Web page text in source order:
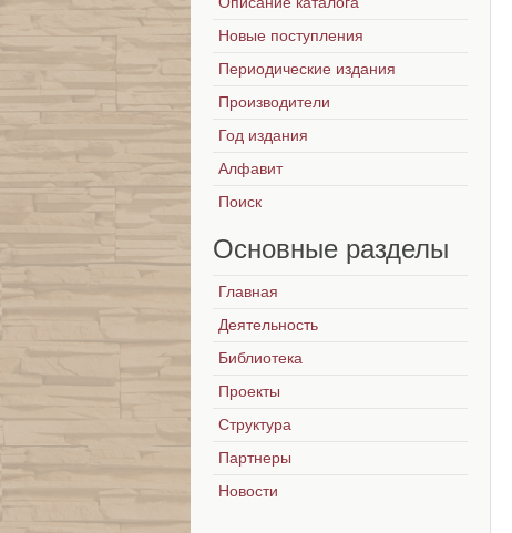
Новые поступления
Периодические издания
Производители
Год издания
Алфавит
Поиск
Основные разделы
Главная
Деятельность
Библиотека
Проекты
Структура
Партнеры
Новости